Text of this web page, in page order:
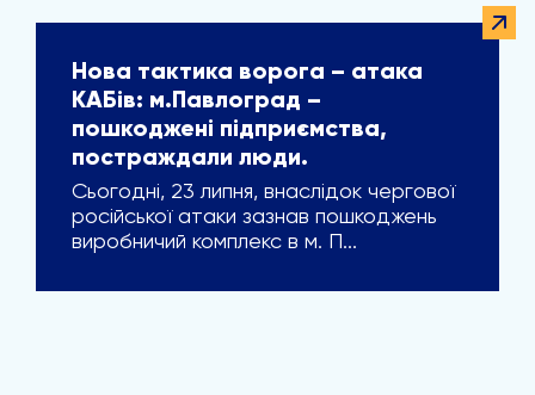
Нова тактика ворога – атака
КАБів: м.Павлоград –
пошкоджені підприємства,
постраждали люди.
Сьогодні, 23 липня, внаслідок чергової
російської атаки зазнав пошкоджень
виробничий комплекс в м. П...